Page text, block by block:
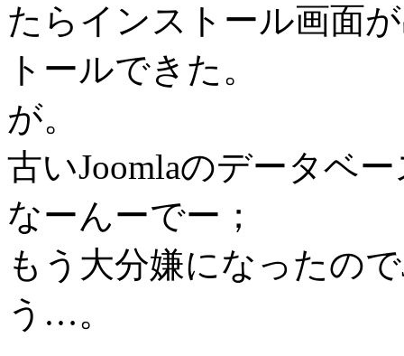
たらインストール画面
トールできた。
が。
古いJoomlaのデータベ
なーんーでー；
もう大分嫌になったの
う…。